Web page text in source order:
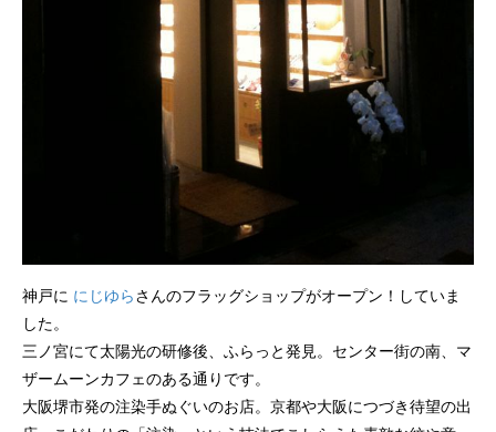
神戸に にじゆらさんのフラッグショップがオープン！していま
した。
三ノ宮にて太陽光の研修後、ふらっと発見。センター街の南、マ
ザームーンカフェのある通りです。
大阪堺市発の注染手ぬぐいのお店。京都や大阪につづき待望の出